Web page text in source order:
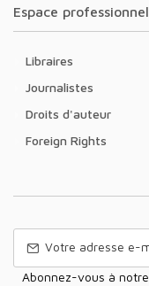
Espace professionnel
Libraires
Journalistes
Droits d'auteur
Foreign Rights
Abonnez-vous à notre Newsletter pour recevoir nos nouvelles